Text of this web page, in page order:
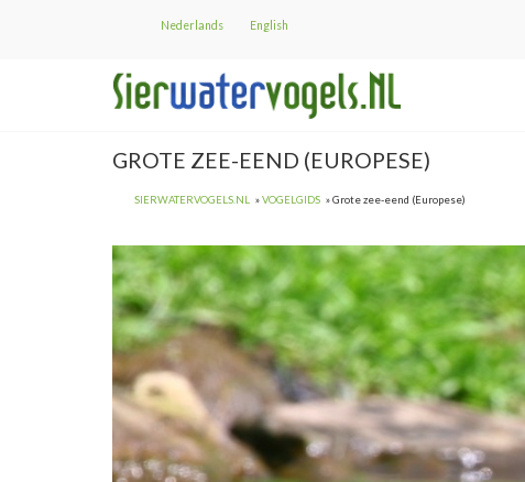
Nederlands English
GROTE ZEE-EEND (EUROPESE)
SIERWATERVOGELS.NL VOGELGIDS Grote zee-eend (Europese)